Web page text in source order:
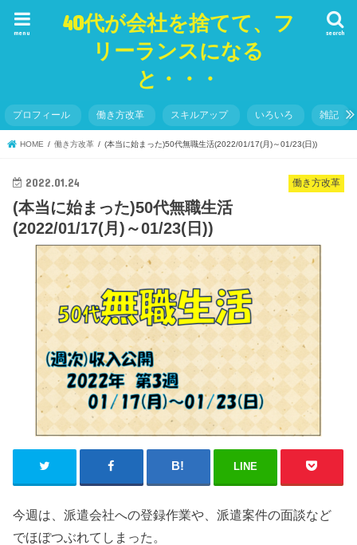
40代が会社を捨てて、フ
リーランスになる
と・・・
search
menu
プロフィール 働き方改革 スキルアップ いろいろ 雑記
HOME 働き方改革 (本当に始まった)50代無職生活(2022/01/17(月)～01/23(日))
働き方改革
2022.01.24
(本当に始まった)50代無職生活
(2022/01/17(月)～01/23(日))
LINE
今週は、派遣会社への登録作業や、派遣案件の面談など
でほぼつぶれてしまった。